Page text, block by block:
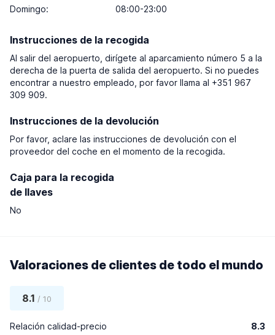
Domingo: 08:00-23:00
Instrucciones de la recogida
Al salir del aeropuerto, dirígete al aparcamiento número 5 a la
derecha de la puerta de salida del aeropuerto. Si no puedes
encontrar a nuestro empleado, por favor llama al +351 967
309 909.
Instrucciones de la devolución
Por favor, aclare las instrucciones de devolución con el
proveedor del coche en el momento de la recogida.
Caja para la recogida
de llaves
No
Valoraciones de clientes de todo el mundo
8.1 / 10
Relación calidad-precio 8.3